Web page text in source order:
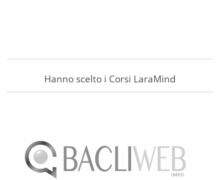
Hanno scelto i Corsi LaraMind